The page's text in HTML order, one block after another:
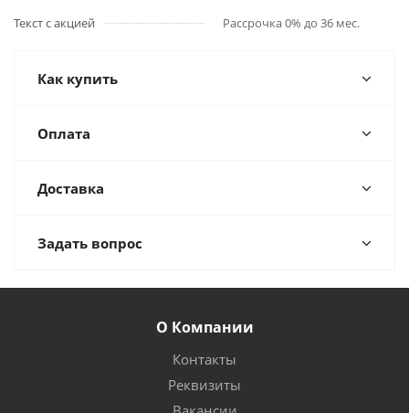
Текст с акцией Рассрочка 0% до 36 мес.
Как купить
Оплата
Доставка
Задать вопрос
О Компании
Контакты
Реквизиты